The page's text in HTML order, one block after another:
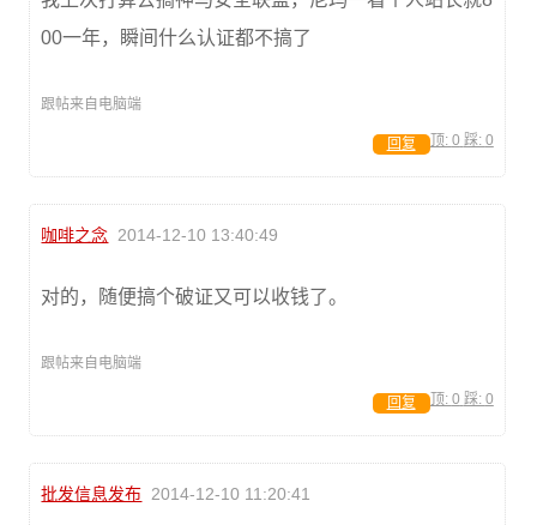
00一年，瞬间什么认证都不搞了
跟帖来自电脑端
顶: 0 踩: 0
回复
咖啡之念 2014-12-10 13:40:49
对的，随便搞个破证又可以收钱了。
跟帖来自电脑端
顶: 0 踩: 0
回复
批发信息发布 2014-12-10 11:20:41